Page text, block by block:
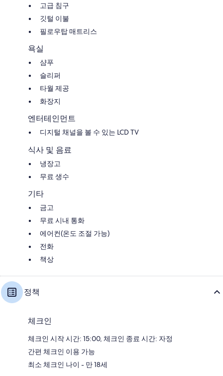
고급 침구
깃털 이불
필로우탑 매트리스
욕실
샴푸
슬리퍼
타월 제공
화장지
엔터테인먼트
디지털 채널을 볼 수 있는 LCD TV
식사 및 음료
냉장고
무료 생수
기타
금고
무료 시내 통화
에어컨(온도 조절 가능)
전화
책상
정책
체크인
체크인 시작 시간: 15:00, 체크인 종료 시간: 자정
간편 체크인 이용 가능
최소 체크인 나이 - 만 18세